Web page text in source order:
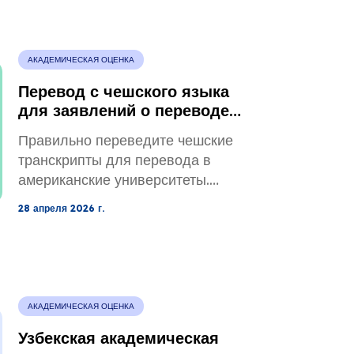
АКАДЕМИЧЕСКАЯ ОЦЕНКА
Перевод с чешского языка
для заявлений о переводе в
университеты.
Правильно переведите чешские
транскрипты для перевода в
американские университеты.
ECTS в доллары США,
28 апреля 2026 г.
АКАДЕМИЧЕСКАЯ ОЦЕНКА
Узбекская академическая